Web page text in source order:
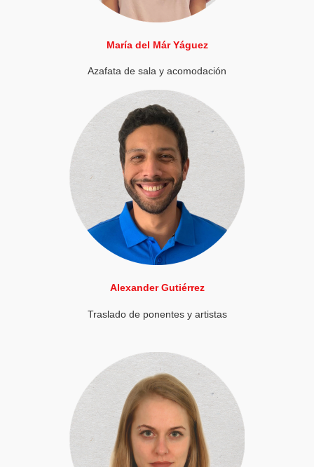
María del Már Yáguez
Azafata de sala y acomodación
Alexander Gutiérrez
Traslado de ponentes y artistas